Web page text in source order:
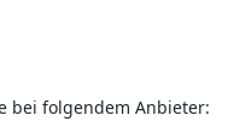
bei folgendem Anbieter: